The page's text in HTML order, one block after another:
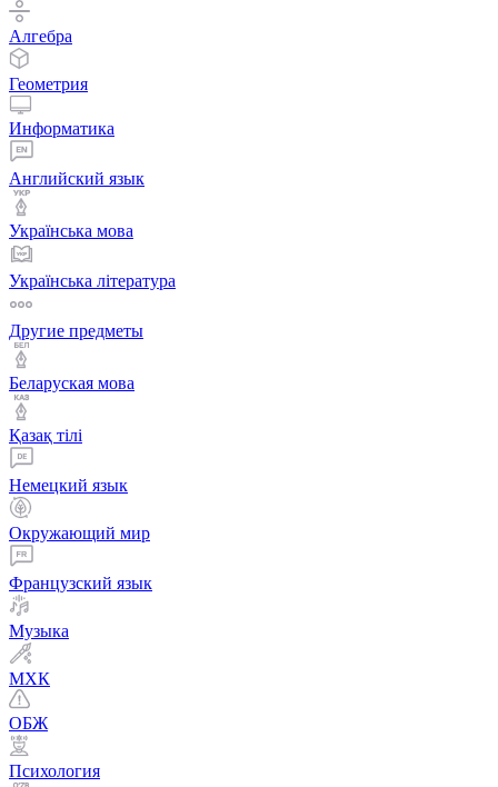
Алгебра
Геометрия
Информатика
Английский язык
Українська мова
Українська література
Другие предметы
Беларуская мова
Қазақ тiлi
Немецкий язык
Окружающий мир
Французский язык
Музыка
МХК
ОБЖ
Психология